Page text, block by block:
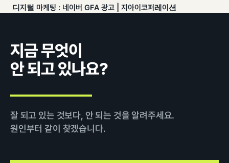
디지털 마케팅 : 네이버 GFA 광고 | 지아이코퍼레이션
지금 무엇이
안 되고 있나요?
잘 되고 있는 것보다, 안 되는 것을 알려주세요.
원인부터 같이 찾겠습니다.